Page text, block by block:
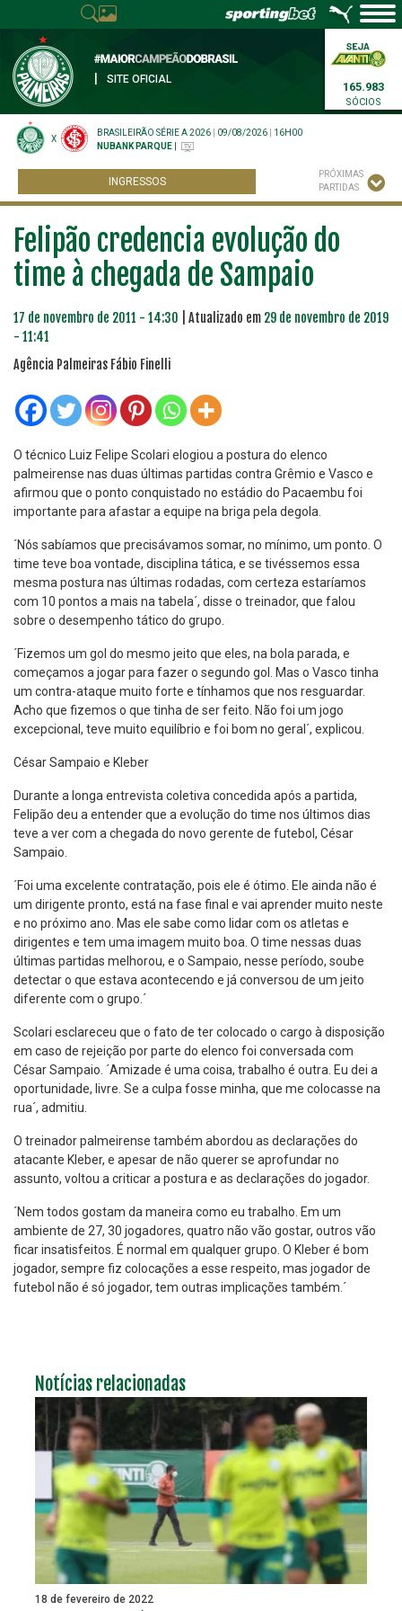
SITE OFICIAL
165.983
SÓCIOS
X
BRASILEIRÃO SÉRIE A 2026 09/08/2026
16H00
NUBANK PARQUE
INGRESSOS
PRÓXIMAS
PARTIDAS
Felipão credencia evolução do
time à chegada de Sampaio
17 de novembro de 2011 - 14:30 | Atualizado em 29 de novembro de 2019
- 11:41
Agência Palmeiras Fábio Finelli
O técnico Luiz Felipe Scolari elogiou a postura do elenco
palmeirense nas duas últimas partidas contra Grêmio e Vasco e
afirmou que o ponto conquistado no estádio do Pacaembu foi
importante para afastar a equipe na briga pela degola.
´Nós sabíamos que precisávamos somar, no mínimo, um ponto. O
time teve boa vontade, disciplina tática, e se tivéssemos essa
mesma postura nas últimas rodadas, com certeza estaríamos
com 10 pontos a mais na tabela´, disse o treinador, que falou
sobre o desempenho tático do grupo.
´Fizemos um gol do mesmo jeito que eles, na bola parada, e
começamos a jogar para fazer o segundo gol. Mas o Vasco tinha
um contra-ataque muito forte e tínhamos que nos resguardar.
Acho que fizemos o que tinha de ser feito. Não foi um jogo
excepcional, teve muito equilíbrio e foi bom no geral´, explicou.
César Sampaio e Kleber
Durante a longa entrevista coletiva concedida após a partida,
Felipão deu a entender que a evolução do time nos últimos dias
teve a ver com a chegada do novo gerente de futebol, César
Sampaio.
´Foi uma excelente contratação, pois ele é ótimo. Ele ainda não é
um dirigente pronto, está na fase final e vai aprender muito neste
e no próximo ano. Mas ele sabe como lidar com os atletas e
dirigentes e tem uma imagem muito boa. O time nessas duas
últimas partidas melhorou, e o Sampaio, nesse período, soube
detectar o que estava acontecendo e já conversou de um jeito
diferente com o grupo.´
Scolari esclareceu que o fato de ter colocado o cargo à disposição
em caso de rejeição por parte do elenco foi conversada com
César Sampaio. ´Amizade é uma coisa, trabalho é outra. Eu dei a
oportunidade, livre. Se a culpa fosse minha, que me colocasse na
rua´, admitiu.
O treinador palmeirense também abordou as declarações do
atacante Kleber, e apesar de não querer se aprofundar no
assunto, voltou a criticar a postura e as declarações do jogador.
´Nem todos gostam da maneira como eu trabalho. Em um
ambiente de 27, 30 jogadores, quatro não vão gostar, outros vão
ficar insatisfeitos. É normal em qualquer grupo. O Kleber é bom
jogador, sempre fiz colocações a esse respeito, mas jogador de
futebol não é só jogador, tem outras implicações também.´
Notícias relacionadas
18 de fevereiro de 2022